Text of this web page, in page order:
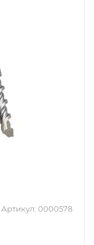
Артикул: 0000578